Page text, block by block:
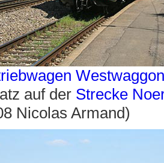
auf der Strecke
Nicolas Armand)